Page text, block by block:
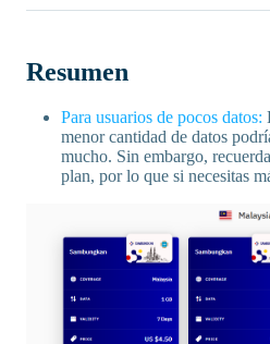
Resumen
Para usuarios de pocos datos:
menor cantidad de datos
mucho. Sin embargo,
plan, por lo que si necesitas